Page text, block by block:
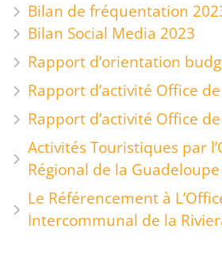
Bilan de fréquentation
Bilan Social Media 2023
Rapport d’orientation
Rapport d’activité Office
Rapport d’activité Office
Activités Touristiques par
Régional de la Guadeloupe
Le Référencement à
Intercommunal de la